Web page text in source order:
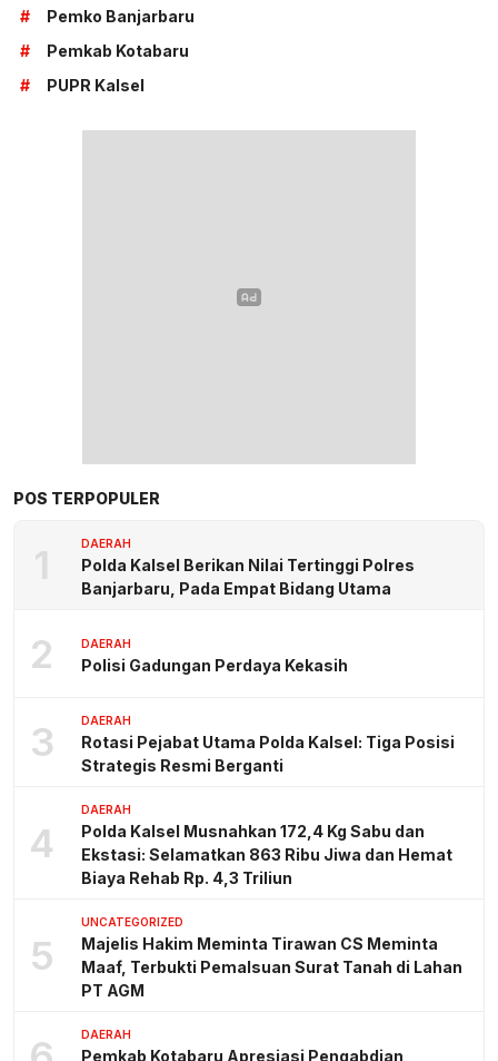
#
Pemko Banjarbaru
#
Pemkab Kotabaru
#
PUPR Kalsel
POS TERPOPULER
1 DAERAH
Polda Kalsel Berikan Nilai Tertinggi Polres
Banjarbaru, Pada Empat Bidang Utama
2 DAERAH
Polisi Gadungan Perdaya Kekasih
3 DAERAH
Rotasi Pejabat Utama Polda Kalsel: Tiga Posisi
Strategis Resmi Berganti
4
DAERAH
Polda Kalsel Musnahkan 172,4 Kg Sabu dan
Ekstasi: Selamatkan 863 Ribu Jiwa dan Hemat
Biaya Rehab Rp. 4,3 Triliun
5
UNCATEGORIZED
Majelis Hakim Meminta Tirawan CS Meminta
Maaf, Terbukti Pemalsuan Surat Tanah di Lahan
PT AGM
DAERAH
Pemkab Kotabaru Apresiasi Pengabdian